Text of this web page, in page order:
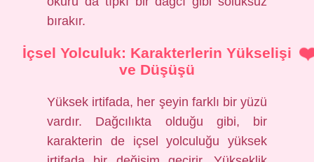
bırakır.
İçsel Yolculuk: Karakterlerin Yükselişi
ve Düşüşü
Yüksek irtifada, her şeyin farklı bir yüzü
vardır. Dağcılıkta olduğu gibi, bir
karakterin de içsel yolculuğu yüksek